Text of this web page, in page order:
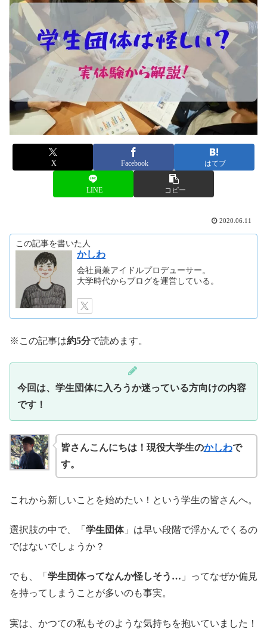
X Facebook はてブ
LINE コピー
2020.06.11
この記事を書いた人
かしわ
会社員兼アイドルプロデューサー。
大学時代からブログを運営している。
※この記事は約5分で読めます。
今回は、学生団体に入ろうか迷っている方向けの内容
です！
皆さんこんにちは！現役大学生のかしわで
す。
これから新しいことを始めたい！という学生の皆さんへ。
選択肢の中で、「 学生団体」は早い段階で浮かんでくるの
ではないでしょうか？
でも、「 学生団体ってなんか怪しそう… 」ってなぜか偏見
を持ってしまうことが多いのも事実。
実は、かつての私もそのような気持ちを抱いていました！